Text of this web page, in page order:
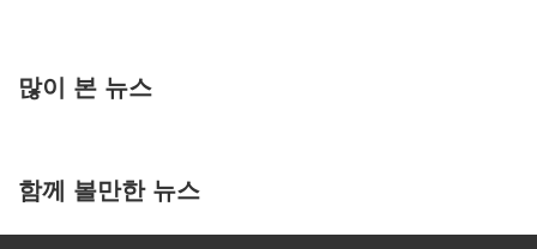
많이 본 뉴스
함께 볼만한 뉴스